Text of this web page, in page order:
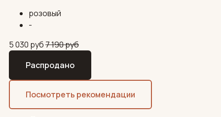
розовый
-
5 030 руб7 190руб
Распродано
Посмотреть рекомендации